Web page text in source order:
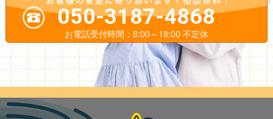
050-3187-4868
お電話受付時間：8:00～18:00 不定休